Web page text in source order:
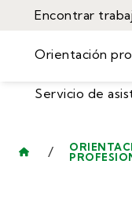
Encontrar
Orientación
Servicio de
/